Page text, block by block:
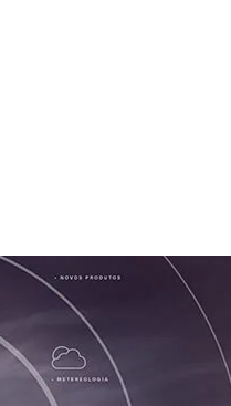
contratos chegaram a operar
os menores patamares